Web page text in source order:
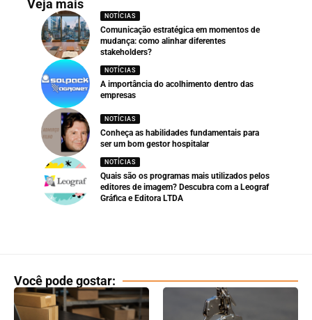
Veja mais
NOTÍCIAS
Comunicação estratégica em momentos de
mudança: como alinhar diferentes
stakeholders?
NOTÍCIAS
A importância do acolhimento dentro das
empresas
NOTÍCIAS
Conheça as habilidades fundamentais para
ser um bom gestor hospitalar
NOTÍCIAS
Quais são os programas mais utilizados pelos
editores de imagem? Descubra com a Leograf
Gráfica e Editora LTDA
Você pode gostar: